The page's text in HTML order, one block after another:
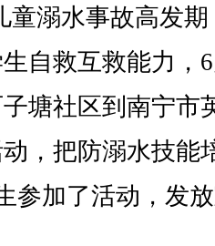
童溺水事故高发
自救互救能力，
塘社区到南宁市
，把防溺水技能
参加了活动，发